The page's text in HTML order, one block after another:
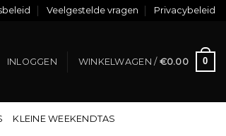
Veelgestelde vragen Privacybeleid
INLOGGEN WINKELWAGEN / €0.00 0
KLEINE WEEKENDTAS